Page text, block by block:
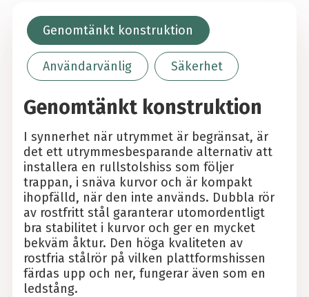
Genomtänkt konstruktion
Genomtänkt konstruktion
I synnerhet när utrymmet är begränsat, är
det ett utrymmesbesparande alternativ att
installera en rullstolshiss som följer
trappan, i snäva kurvor och är kompakt
ihopfälld, när den inte används. Dubbla rör
av rostfritt stål garanterar utomordentligt
bra stabilitet i kurvor och ger en mycket
bekväm åktur. Den höga kvaliteten av
rostfria stålrör på vilken plattformshissen
färdas upp och ner, fungerar även som en
ledstång.
Användarvänlig Säkerhet